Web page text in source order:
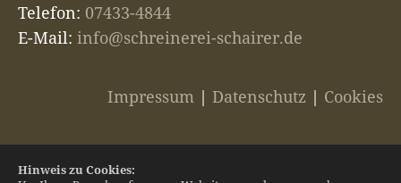
Hinweis zu Cookies:
Telefon: 07433-4844
E-Mail: info@schreinerei-schairer.de
Impressum | Datenschutz | Cookies